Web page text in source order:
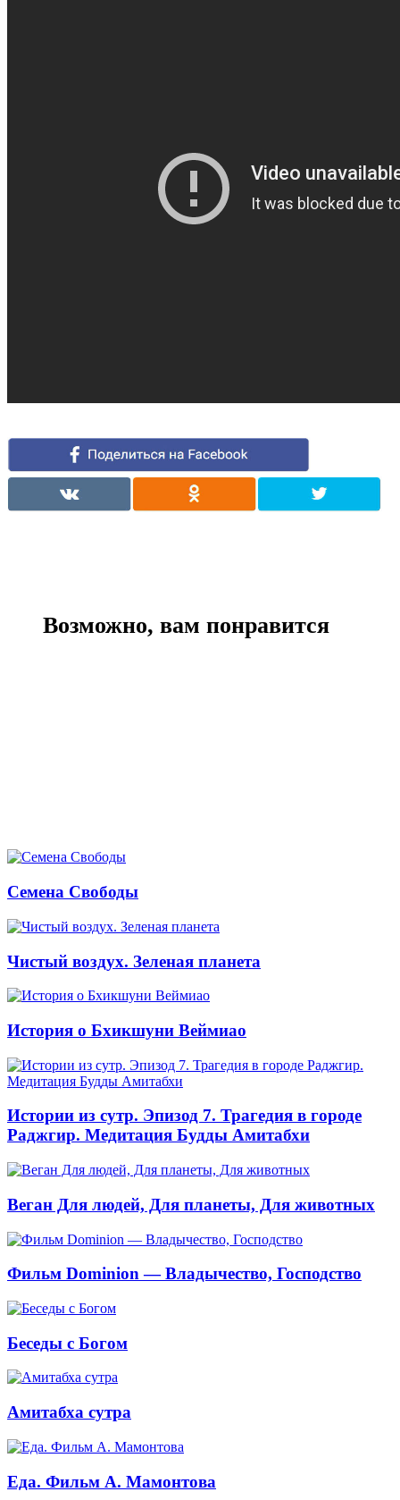
Возможно, вам понравится
Семена Свободы
Чистый воздух. Зеленая планета
История о Бхикшуни Веймиао
Истории из сутр. Эпизод 7. Трагедия в городе
Раджгир. Медитация Будды Амитабхи
Веган Для людей, Для планеты, Для животных
Фильм Dominion — Владычество, Господство
Беседы с Богом
Амитабха сутра
Еда. Фильм А. Мамонтова